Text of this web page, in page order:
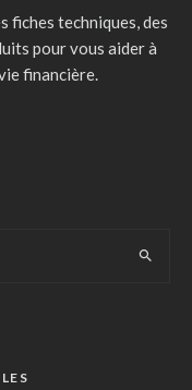
fiches techniques, des
pour vous aider à
financière.